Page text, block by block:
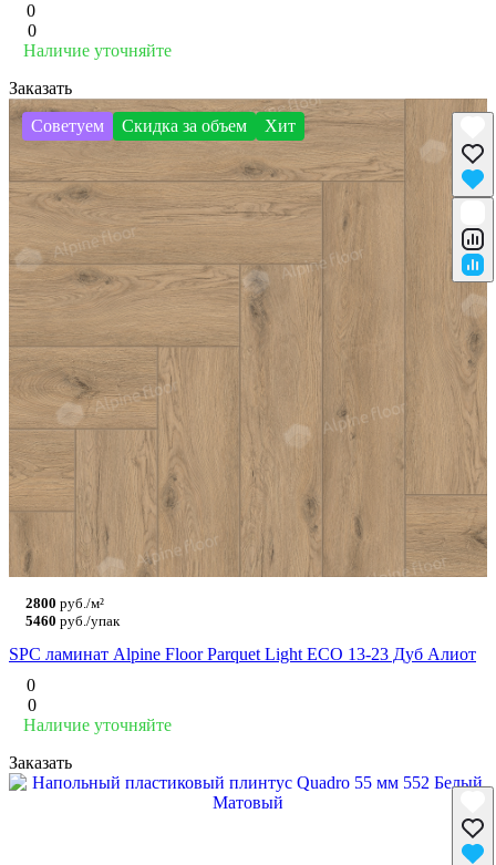
0
0
Наличие уточняйте
Заказать
Советуем
Скидка за объем Хит
2800 руб./м²
5460 руб./упак
SPC ламинат Alpine Floor Parquet Light ЕСО 13-23 Дуб Алиот
0
0
Наличие уточняйте
Заказать